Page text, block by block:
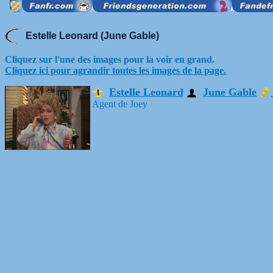
Estelle Leonard (June Gable)
Cliquez sur l'une des images pour la voir en grand.
Cliquez ici pour agrandir toutes les images de la page.
Estelle Leonard June Gable
Agent de Joey